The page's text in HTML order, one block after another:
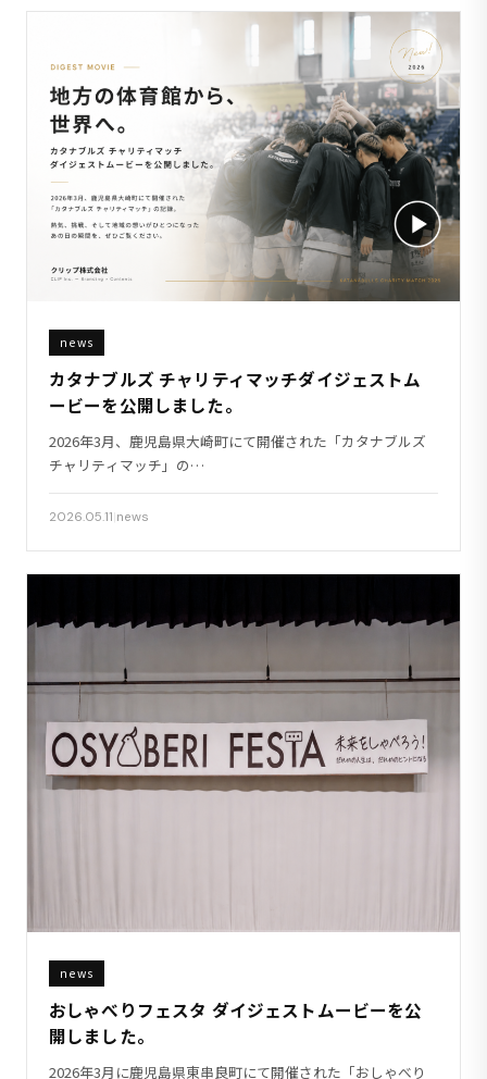
news
カタナブルズ チャリティマッチダイジェストム
ービーを公開しました。
2026年3月、鹿児島県大崎町にて開催された「カタナブルズ
チャリティマッチ」の…
2026.05.11 news
news
おしゃべりフェスタ ダイジェストムービーを公
開しました。
2026年3月に鹿児島県東串良町にて開催された「おしゃべり